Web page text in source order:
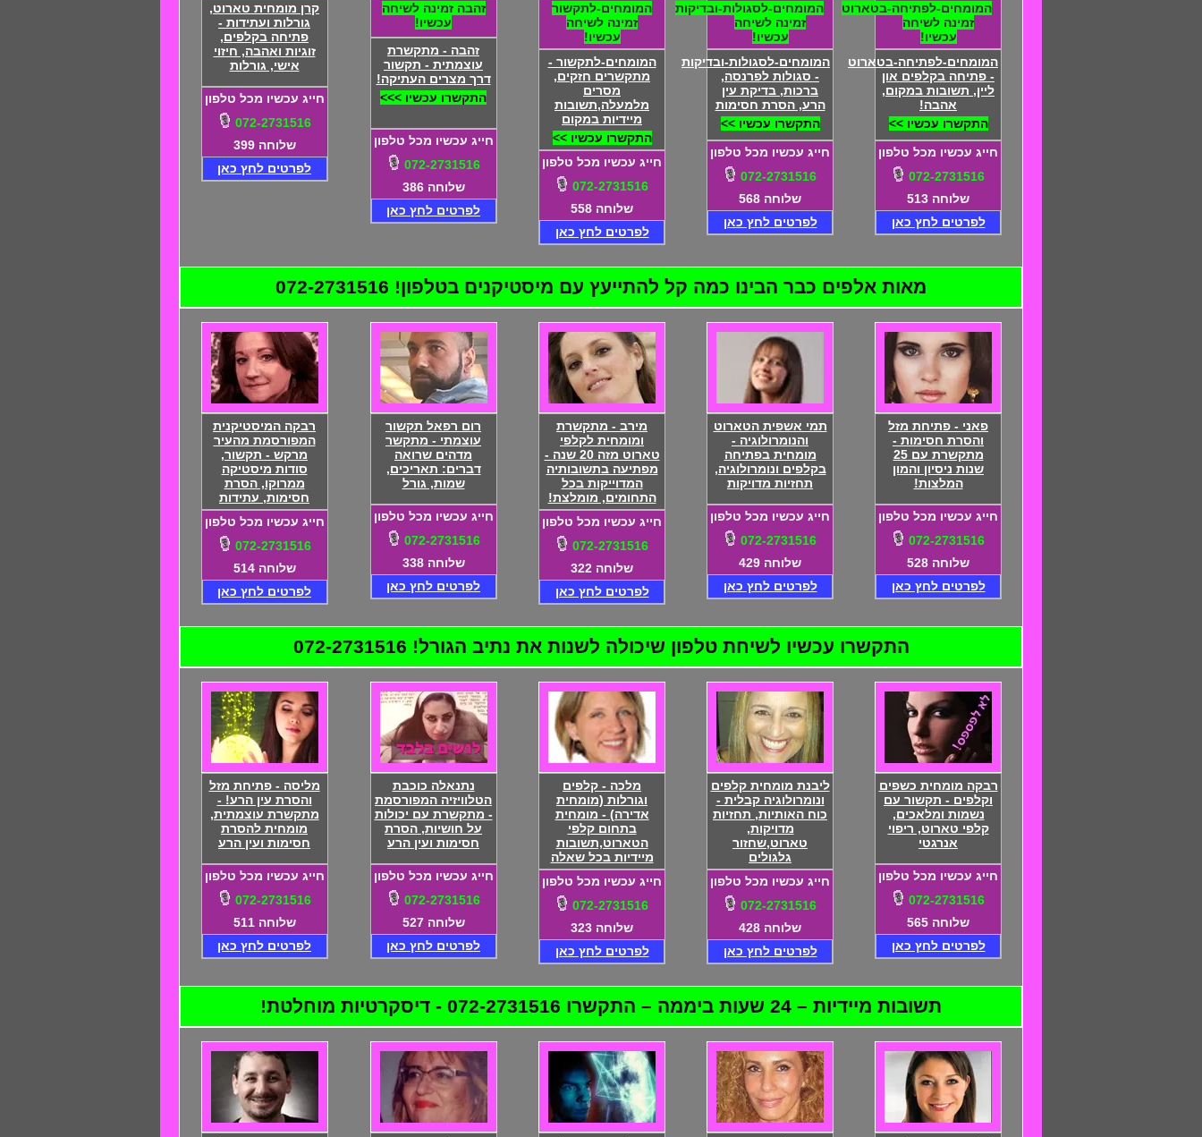
המומחים-לפתיחה-בטארוט
זמינה לשיחה
עכשיו!
המומחים-לפתיחה-בטארוט
- פתיחה בקלפים און
ליין, תשובות במקום,
אהבה!
התקשרו עכשיו >>
חייג עכשיו מכל טלפון
072-2731516
שלוחה 513
לפרטים לחץ כאן
המומחים-לסגולות-ובדיקות
זמינה לשיחה
עכשיו!
המומחים-לסגולות-ובדיקות
- סגולות לפרנסה,
ברכות, בדיקת עין
הרע, הסרת חסימות
התקשרו עכשיו >>
חייג עכשיו מכל טלפון
072-2731516
שלוחה 568
לפרטים לחץ כאן
המומחים-לתקשור
זמינה לשיחה
עכשיו!
המומחים-לתקשור -
מתקשרים חזקים,
מסרים
מלמעלה,תשובות
מיידיות במקום
התקשרו עכשיו >>
חייג עכשיו מכל טלפון
072-2731516
שלוחה 558
לפרטים לחץ כאן
זהבה זמינה לשיחה
עכשיו!
זהבה - מתקשרת
עוצמתית - תקשור
דרך מצרים העתיקה!
התקשרו עכשיו >>>
חייג עכשיו מכל טלפון
072-2731516
שלוחה 386
לפרטים לחץ כאן
קרן מומחית טארוט,
גורלות ועתידות -
פתיחה בקלפים,
זוגיות ואהבה, חיזוי
אישי, גורלות
חייג עכשיו מכל טלפון
072-2731516
שלוחה 399
לפרטים לחץ כאן
מאות אלפים כבר הבינו כמה קל להתייעץ עם מיסטיקנים בטלפון! 072-2731516
פאני - פתיחת מזל
והסרת חסימות -
מתקשרת עם 25
שנות ניסיון והמון
המלצות!
חייג עכשיו מכל טלפון
072-2731516
שלוחה 528
לפרטים לחץ כאן
תמי אשפית הטארוט
והנומרולוגיה -
מומחית בפתיחה
בקלפים ונומרולוגיה,
תחזיות מדויקות
חייג עכשיו מכל טלפון
072-2731516
שלוחה 429
לפרטים לחץ כאן
מירב - מתקשרת
ומומחית לקלפי
טארוט מזה 20 שנה -
מפתיעה בתשובותיה
המדוייקות בכל
התחומים, מומלצת!
חייג עכשיו מכל טלפון
072-2731516
שלוחה 322
לפרטים לחץ כאן
רום רפאל תקשור
עוצמתי - מתקשר
מדהים שרואה
דברים: תאריכים,
שמות, גורל
חייג עכשיו מכל טלפון
072-2731516
שלוחה 338
לפרטים לחץ כאן
רבקה המיסטיקנית
המפורסמת מהעיר
מרקש - תקשור,
סודות מיסטיקה
ממרוקו, הסרת
חסימות, עתידות
חייג עכשיו מכל טלפון
072-2731516
שלוחה 514
לפרטים לחץ כאן
התקשרו עכשיו לשיחת טלפון שיכולה לשנות את נתיב הגורל! 072-2731516
רבקה מומחית כשפים
וקלפים - תקשור עם
נשמות ומלאכים,
קלפי טארוט, ריפוי
אנרגטי
חייג עכשיו מכל טלפון
072-2731516
שלוחה 565
לפרטים לחץ כאן
ליבנת מומחית קלפים
ונומרולוגיה קבלית -
כוח האותיות, תחזיות
מדויקות,
טארוט,שחזור
גלגולים
חייג עכשיו מכל טלפון
072-2731516
שלוחה 428
לפרטים לחץ כאן
מלכה - קלפים
וגורלות (מומחית
אדירה) - מומחית
בתחום קלפי
הטארוט,תשובות
מיידיות בכל שאלה
חייג עכשיו מכל טלפון
072-2731516
שלוחה 323
לפרטים לחץ כאן
נתנאלה כוכבת
הטלוויזיה המפורסמת
- מתקשרת עם יכולות
על חושיות, הסרת
חסימות ועין הרע
חייג עכשיו מכל טלפון
072-2731516
שלוחה 527
לפרטים לחץ כאן
מליסה - פתיחת מזל
והסרת עין הרע! -
מתקשרת עוצמתית,
מומחית להסרת
חסימות ועין הרע
חייג עכשיו מכל טלפון
072-2731516
שלוחה 511
לפרטים לחץ כאן
תשובות מיידיות – 24 שעות ביממה – התקשרו 072-2731516 - דיסקרטיות מוחלטת!